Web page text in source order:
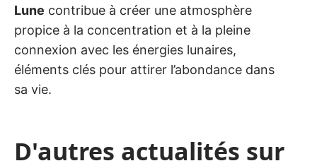
Lune contribue à créer une atmosphère
propice à la concentration et à la pleine
connexion avec les énergies lunaires,
éléments clés pour attirer l’abondance dans
sa vie.
D'autres actualités sur